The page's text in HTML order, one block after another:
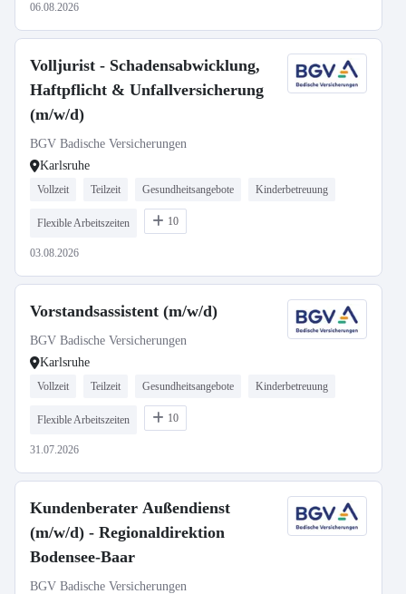
06.08.2026
Volljurist - Schadensabwicklung,
Haftpflicht & Unfallversicherung
(m/w/d)
BGV Badische Versicherungen
Karlsruhe
Vollzeit Teilzeit Gesundheitsangebote Kinderbetreuung
Flexible Arbeitszeiten 10
03.08.2026
Vorstandsassistent (m/w/d)
BGV Badische Versicherungen
Karlsruhe
Vollzeit Teilzeit Gesundheitsangebote Kinderbetreuung
Flexible Arbeitszeiten 10
31.07.2026
Kundenberater Außendienst
(m/w/d) - Regionaldirektion
Bodensee-Baar
BGV Badische Versicherungen